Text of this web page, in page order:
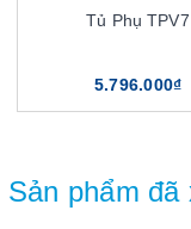
Tủ Phụ TPV7
5.796.000₫
Sản phẩm đã